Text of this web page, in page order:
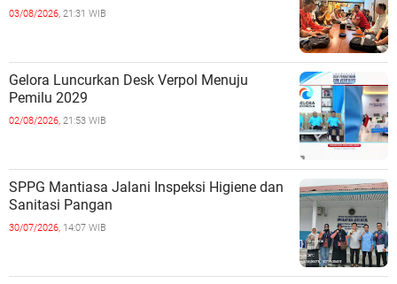
03/08/2026, 21:31 WIB
Gelora Luncurkan Desk Verpol Menuju
Pemilu 2029
02/08/2026, 21:53 WIB
SPPG Mantiasa Jalani Inspeksi Higiene dan
Sanitasi Pangan
30/07/2026, 14:07 WIB